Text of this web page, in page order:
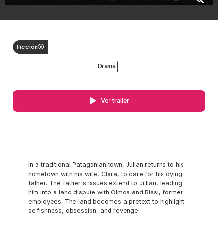
Ficción
Drama
Ver trailer
In a traditional Patagonian town, Julian returns to his
hometown with his wife, Clara, to care for his dying
father. The father's issues extend to Julian, leading
him into a land dispute with Olmos and Rissi, former
employees. The land becomes a pretext to highlight
selfishness, obsession, and revenge.